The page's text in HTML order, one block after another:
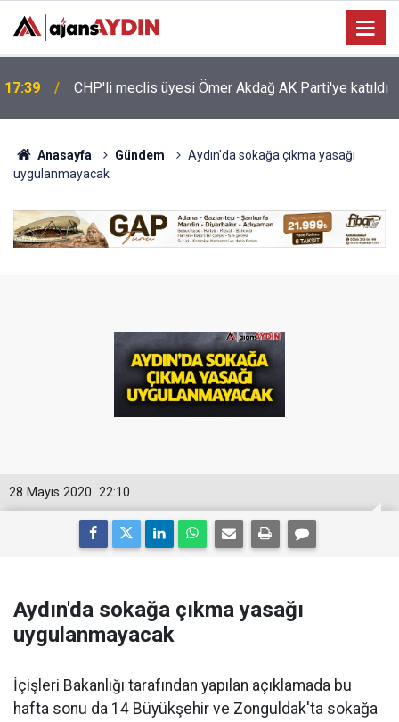
17:28 AK Parti’nin 25. yılı Aydın’da kutlandı
Anasayfa Gündem
Aydın'da sokağa çıkma yasağı
uygulanmayacak
22:10
28 Mayıs 2020
Aydın'da sokağa çıkma yasağı
uygulanmayacak
İçişleri Bakanlığı tarafından yapılan açıklamada bu
hafta sonu da 14 Büyükşehir ve Zonguldak'ta sokağa